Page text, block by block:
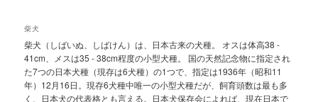
柴犬
柴犬（しばいぬ、しばけん）は、日本古来の犬種。 オスは体高38 -
41cm、メスは35 - 38cm程度の小型犬種。 国の天然記念物に指定され
た7つの日本犬種（現存は6犬種）の1つで、指定は1936年（昭和11
年）12月16日。現存6犬種中唯一の小型犬種だが、飼育頭数は最も多
く、日本犬の代表格とも言える。日本犬保存会によれば、現在日本で